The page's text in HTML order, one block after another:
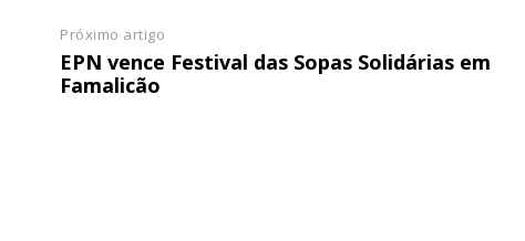
Exclusivos para
anual
Próximo artigo
EPN vence Festival das Sopas Solidárias em
Famalicão